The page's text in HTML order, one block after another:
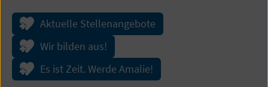
Aktuelle Stellenangebote
Wir bilden aus!
Es ist Zeit. Werde Amalie!